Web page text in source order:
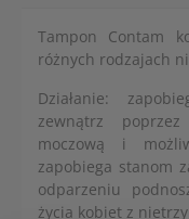
Tampon Contam
różnych rodzajach
Działanie:
zewnątrz
moczową i
zapobiega stanom
odparzeniu
życia kobiet z